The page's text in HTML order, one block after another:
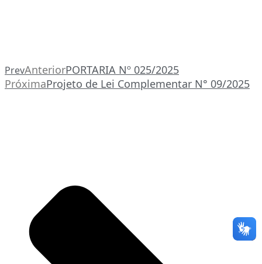
PrevAnteriorPORTARIA Nº 025/2025
PróximaProjeto de Lei Complementar N° 09/2025